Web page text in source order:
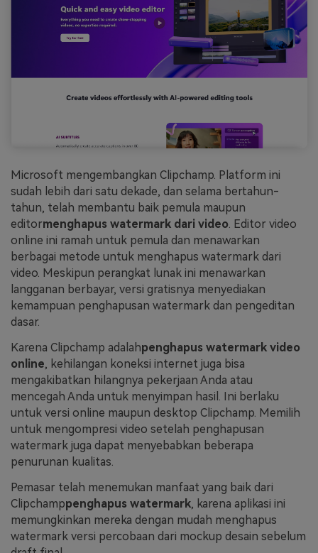
Microsoft mengembangkan Clipchamp. Platform ini
sudah lebih dari satu dekade, dan selama bertahun-
tahun, telah membantu baik pemula maupun
editormenghapus watermark dari video. Editor video
online ini ramah untuk pemula dan menawarkan
berbagai metode untuk menghapus watermark dari
video. Meskipun perangkat lunak ini menawarkan
langganan berbayar, versi gratisnya menyediakan
kemampuan penghapusan watermark dan pengeditan
dasar.
Karena Clipchamp adalahpenghapus watermark video
online, kehilangan koneksi internet juga bisa
mengakibatkan hilangnya pekerjaan Anda atau
mencegah Anda untuk menyimpan hasil. Ini berlaku
untuk versi online maupun desktop Clipchamp. Memilih
untuk mengompresi video setelah penghapusan
watermark juga dapat menyebabkan beberapa
penurunan kualitas.
Pemasar telah menemukan manfaat yang baik dari
Clipchamppenghapus watermark, karena aplikasi ini
memungkinkan mereka dengan mudah menghapus
watermark versi percobaan dari mockup desain sebelum